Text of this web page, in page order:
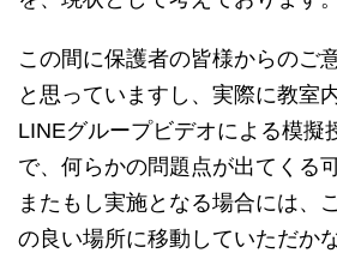
この間に保護者の皆様からのご
と思っていますし、実際に教室
LINEグループビデオによる模擬
で、何らかの問題点が出てくる
またもし実施となる場合には、
の良い場所に移動していただか